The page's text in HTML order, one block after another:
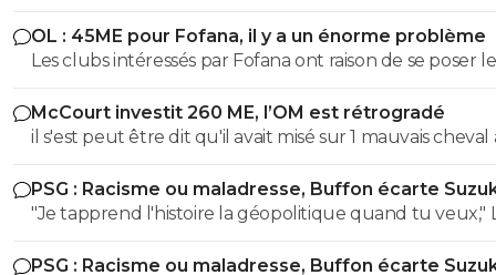
OL : 45ME pour Fofana, il y a un énorme problème
Les clubs intéressés par Fofana ont raison de se poser
bonnes questions à son sujet sur sa longue blessure. Il
évident que les clubs cités ne veulent pas prendre de
risques et s'interrogent sur sa longue blessure avant
mettre une telle somme dans ce joueur.
McCourt investit 260 ME, l’OM est rétrogradé
il s'est peut être dit qu'il avait misé sur 1 mauvais cheval
u coup
PSG : Racisme ou maladresse, Buffon écarte
"Je tapprend l'histoire la géopolitique quand tu veux," LOL
LOL LOL tu peux meme pas apprendre à un collégien
l'histoire puisque meme un élève de 3eme sait que le
PSG : Racisme ou maladresse, Buffon écarte